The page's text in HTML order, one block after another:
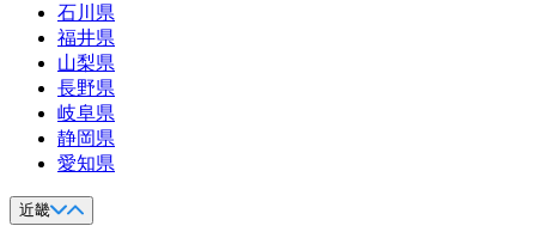
石川県
福井県
山梨県
長野県
岐阜県
静岡県
愛知県
近畿